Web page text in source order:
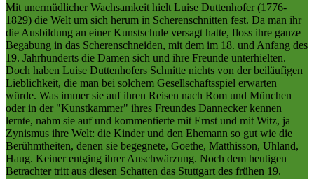
Mit unermüdlicher Wachsamkeit hielt Luise Duttenhofer (1776-
1829) die Welt um sich herum in Scherenschnitten fest. Da man ihr
die Ausbildung an einer Kunstschule versagt hatte, floss ihre ganze
Begabung in das Scherenschneiden, mit dem im 18. und Anfang des
19. Jahrhunderts die Damen sich und ihre Freunde unterhielten.
Doch haben Luise Duttenhofers Schnitte nichts von der beiläufigen
Lieblichkeit, die man bei solchem Gesellschaftsspiel erwarten
würde. Was immer sie auf ihren Reisen nach Rom und München
oder in der "Kunstkammer" ihres Freundes Dannecker kennen
lernte, nahm sie auf und kommentierte mit Ernst und mit Witz, ja
Zynismus ihre Welt: die Kinder und den Ehemann so gut wie die
Berühmtheiten, denen sie begegnete, Goethe, Matthisson, Uhland,
Haug. Keiner entging ihrer Anschwärzung. Noch dem heutigen
Betrachter tritt aus diesen Schatten das Stuttgart des frühen 19.